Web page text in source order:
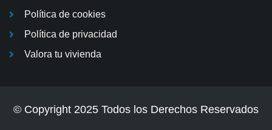
Política de cookies
Política de privacidad
Valora tu vivienda
© Copyright 2025 Todos los Derechos Reservados